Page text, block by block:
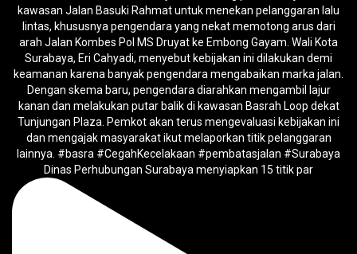
Dinas Perhubungan Surabaya menyiapkan 15 titik par